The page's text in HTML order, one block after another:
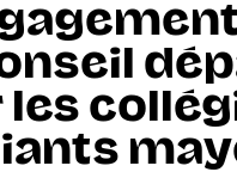
les